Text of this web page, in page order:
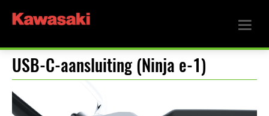
USB-C-aansluiting (Ninja e-1)